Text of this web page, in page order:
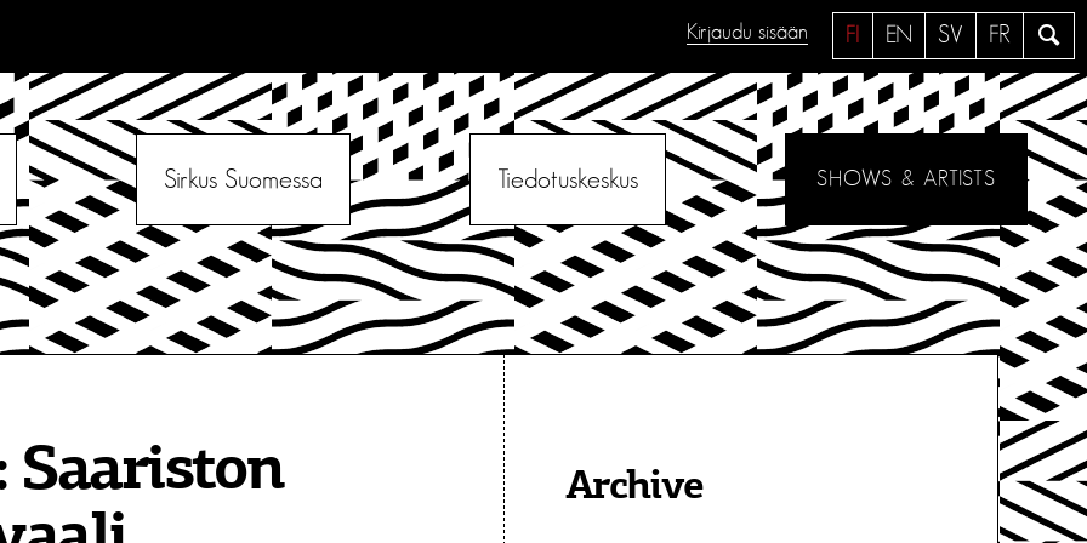
a
e
FI EN SV FR
Kirjaudu sisään
Sirkus Suomessa Tiedotuskeskus SHOWS & ARTISTS
Saariston
Archive